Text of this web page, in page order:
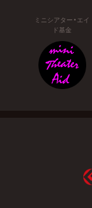
ミニシアター・エイ
ド基金